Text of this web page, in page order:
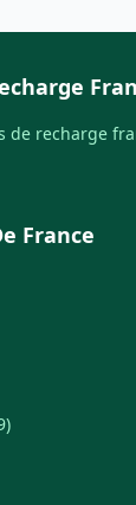
de recharge
France